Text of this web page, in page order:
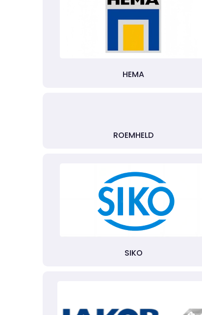
HEMA
ROEMHELD
SIKO